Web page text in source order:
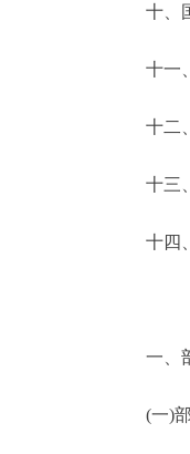
十、国
十一、
十二、
十三、
十四、
一、部
(一)部